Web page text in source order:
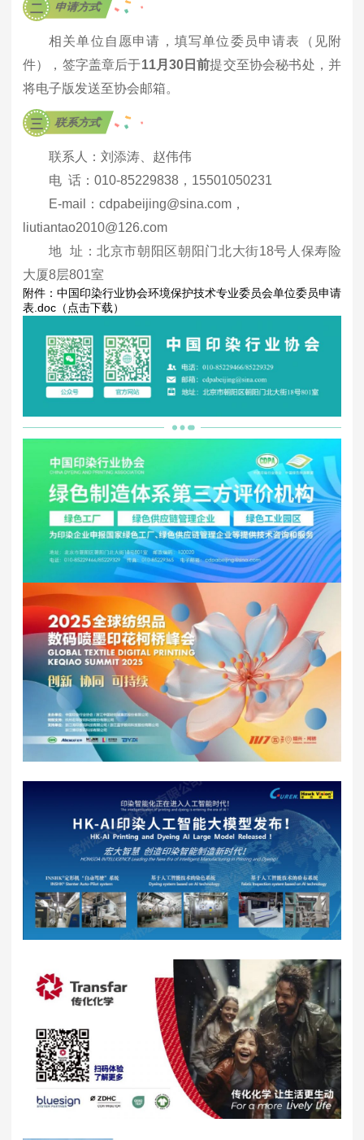
二 申请方式
相关单位自愿申请，填写单位委员申请表（见附
件），签字盖章后于11月30日前提交至协会秘书处，并
将电子版发送至协会邮箱。
三 联系方式
联系人：刘添涛、赵伟伟
电 话：010-85229838，15501050231
E-mail：cdpabeijing@sina.com，
liutiantao2010@126.com
地 址：北京市朝阳区朝阳门北大街18号人保寿险
大厦8层801室
附件：中国印染行业协会环境保护技术专业委员会单位委员申请
表.doc （点击下载）